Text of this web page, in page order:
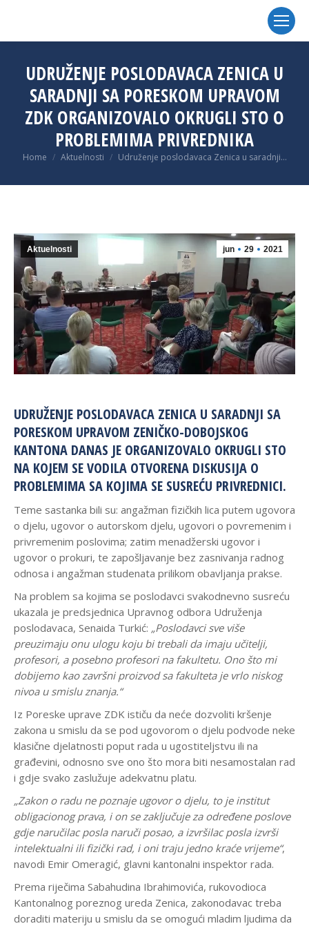
UDRUŽENJE POSLODAVACA ZENICA U
SARADNJI SA PORESKOM UPRAVOM
ZDK ORGANIZOVALO OKRUGLI STO O
PROBLEMIMA PRIVREDNIKA
You are here:
Home Aktuelnosti Udruženje poslodavaca Zenica u saradnji…
jun 29 2021
Aktuelnosti
UDRUŽENJE POSLODAVACA ZENICA U SARADNJI SA
PORESKOM UPRAVOM ZENIČKO-DOBOJSKOG
KANTONA DANAS JE ORGANIZOVALO OKRUGLI STO
NA KOJEM SE VODILA OTVORENA DISKUSIJA O
PROBLEMIMA SA KOJIMA SE SUSREĆU PRIVREDNICI.
Teme sastanka bili su: angažman fizičkih lica putem ugovora
o djelu, ugovor o autorskom djelu, ugovori o povremenim i
privremenim poslovima; zatim menadžerski ugovor i
ugovor o prokuri, te zapošljavanje bez zasnivanja radnog
odnosa i angažman studenata prilikom obavljanja prakse.
Na problem sa kojima se poslodavci svakodnevno susreću
ukazala je predsjednica Upravnog odbora Udruženja
poslodavaca, Senaida Turkić: „Poslodavci sve više
preuzimaju onu ulogu koju bi trebali da imaju učitelji,
profesori, a posebno profesori na fakultetu. Ono što mi
dobijemo kao završni proizvod sa fakulteta je vrlo niskog
nivoa u smislu znanja.“
Iz Poreske uprave ZDK ističu da neće dozvoliti kršenje
zakona u smislu da se pod ugovorom o djelu podvode neke
klasične djelatnosti poput rada u ugostiteljstvu ili na
građevini, odnosno sve ono što mora biti nesamostalan rad
i gdje svako zaslužuje adekvatnu platu.
„Zakon o radu ne poznaje ugovor o djelu, to je institut
obligacionog prava, i on se zaključuje za određene poslove
gdje naručilac posla naruči posao, a izvršilac posla izvrši
intelektualni ili fizički rad, i oni traju jedno kraće vrijeme“,
navodi Emir Omeragić, glavni kantonalni inspektor rada.
Prema riječima Sabahudina Ibrahimovića, rukovodioca
Kantonalnog poreznog ureda Zenica, zakonodavac treba
doraditi materiju u smislu da se omogući mladim ljudima da